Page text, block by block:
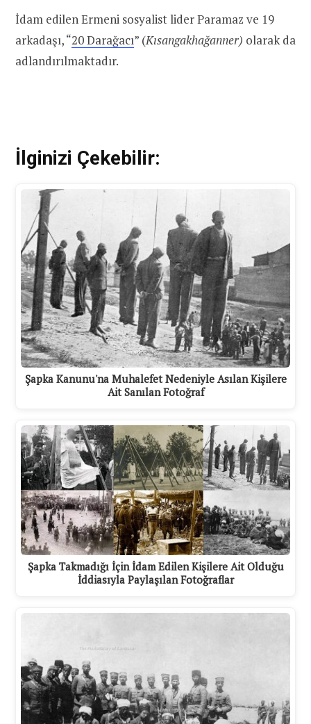
İdam edilen Ermeni sosyalist lider Paramaz ve 19
arkadaşı, “20 Darağacı” (Kısangakhağanner) olarak da
adlandırılmaktadır.
İlginizi Çekebilir:
Şapka Kanunu'na Muhalefet Nedeniyle Asılan Kişilere
Ait Sanılan Fotoğraf
Şapka Takmadığı İçin İdam Edilen Kişilere Ait Olduğu
İddiasıyla Paylaşılan Fotoğraflar